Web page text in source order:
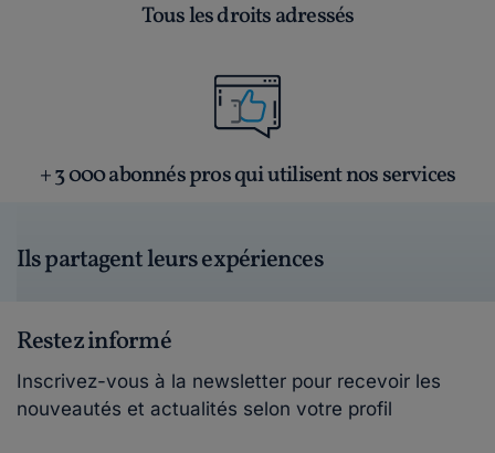
Tous les droits adressés
+ 3 000 abonnés pros qui utilisent nos services
Ils partagent leurs expériences
Restez informé
Inscrivez-vous à la newsletter pour recevoir les
nouveautés et actualités selon votre profil